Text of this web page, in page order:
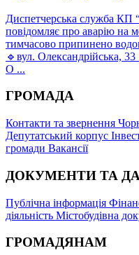
Диспетчерська служба КП
повідомляє про аварію на
тимчасово припинено
🔹вул. Олександрійська,
О ...
ГРОМАДА
Контакти та звернення
Депутатський корпус
громади Вакансії
ДОКУМЕНТИ ТА
Публічна інформація
діяльність Містобудівна
ГРОМАДЯНАМ